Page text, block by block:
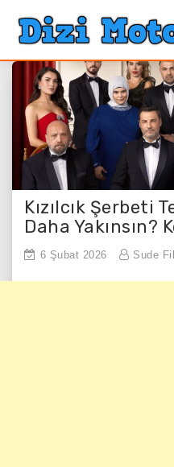
Kızılcık Şerbeti
Daha Yakınsın?
6 Şubat 2026 Sude